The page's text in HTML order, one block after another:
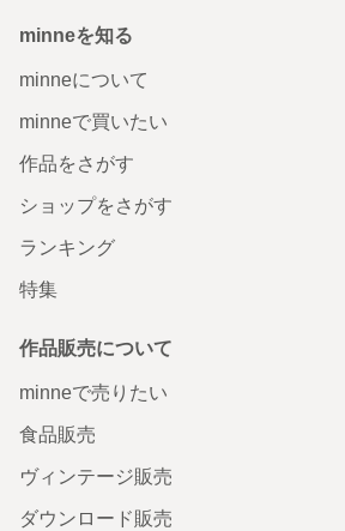
minneを知る
minneについて
minneで買いたい
作品をさがす
ショップをさがす
ランキング
特集
作品販売について
minneで売りたい
食品販売
ヴィンテージ販売
ダウンロード販売